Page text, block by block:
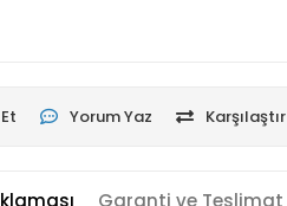
Yorum Yaz Karşılaştır
Garanti ve Teslimat